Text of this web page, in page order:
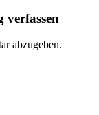
verfassen
abzugeben.